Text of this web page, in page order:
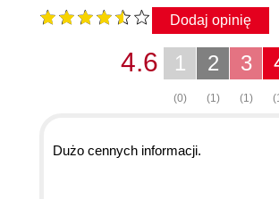
Dodaj opinię
3
(1)
2
(1)
1
(0)
4.6
Dużo cennych informacji.